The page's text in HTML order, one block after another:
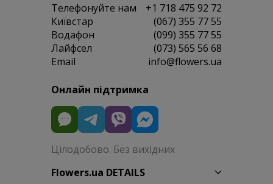
Телефонуйте нам
+1 718 475 92 72
Київстар
(067) 355 77 55
Водафон
(099) 355 77 55
Лайфсел
(073) 565 56 68
Email
info@flowers.ua
Онлайн підтримка
Цілодобово. Без вихідних
Flowers.ua DETAILS